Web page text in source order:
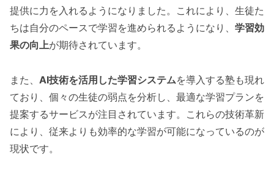
提供に力を入れるようになりました。これにより、生徒た
ちは自分のペースで学習を進められるようになり、 学習効
果の向上が期待されています。
また、 AI技術を活用した学習システムを導入する塾も現れ
ており、個々の生徒の弱点を分析し、最適な学習プランを
提案するサービスが注目されています。これらの技術革新
により、従来よりも効率的な学習が可能になっているのが
現状です。